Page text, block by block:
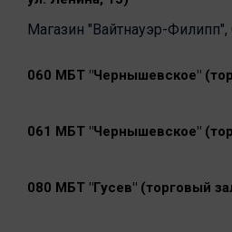
Магазин "Вайтнауэр-Филипп",
060 МБТ "Чернышевское"
061 МБТ "Чернышевское"
080 МБТ "Гусев" (торговый